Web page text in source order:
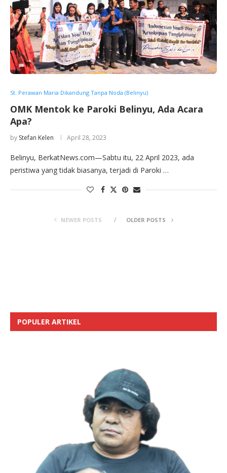
St. Perawan Maria Dikandung Tanpa Noda (Belinyu)
OMK Mentok ke Paroki Belinyu, Ada Acara
Apa?
by Stefan Kelen April 28, 2023
Belinyu, BerkatNews.com—Sabtu itu, 22 April 2023, ada
peristiwa yang tidak biasanya, terjadi di Paroki …
NEWER POSTS OLDER POSTS
POPULER ARTIKEL